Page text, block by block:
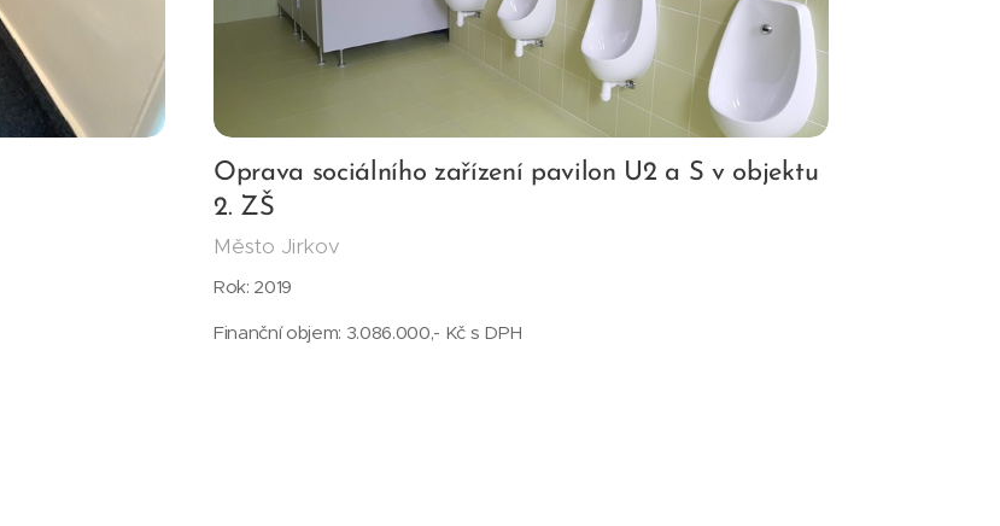
Oprava sociálního zařízení pavilon U2 a S v objektu
2. ZŠ
Město Jirkov
Rok: 2019
Finanční objem: 3.086.000,- Kč s DPH